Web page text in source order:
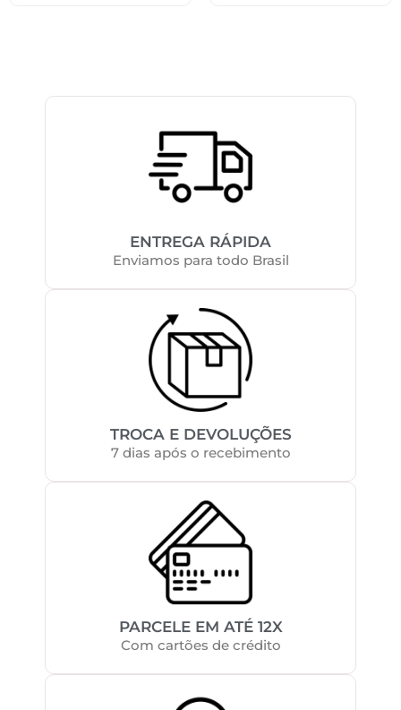
ENTREGA RÁPIDA
Enviamos para todo Brasil
TROCA E DEVOLUÇÕES
7 dias após o recebimento
PARCELE EM ATÉ 12X
Com cartões de crédito